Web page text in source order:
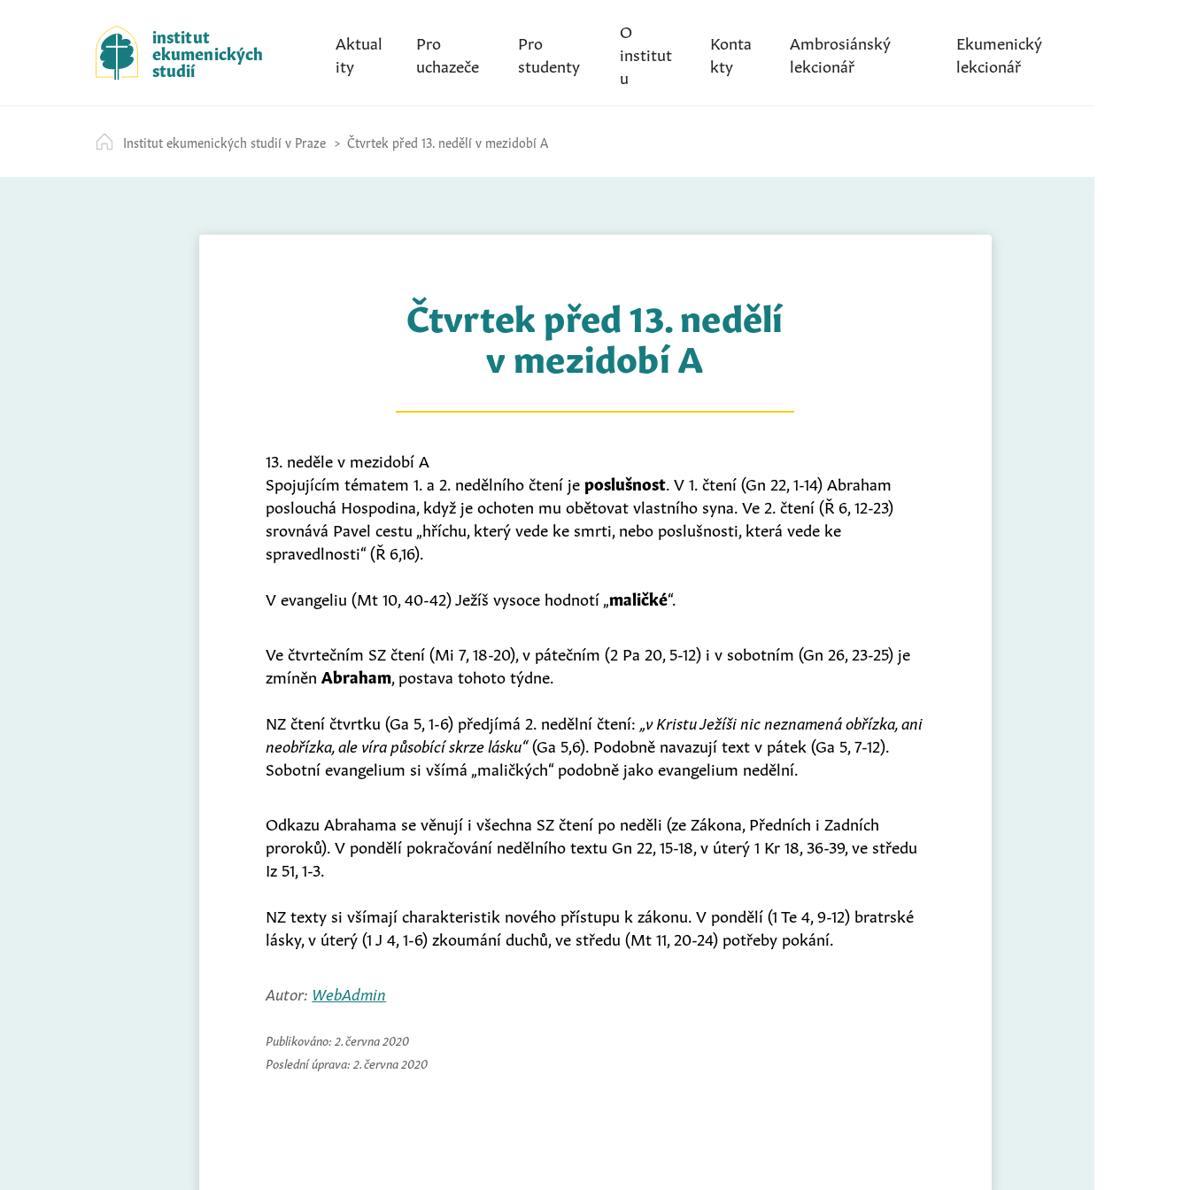
k
i
p
t
c
o
institut
ekumenických
studií
Aktual
ity
Pro
uchazeče
Pro
studenty
O
institut
u
Konta
kty
Ambrosiánský
lekcionář
Ekumenický
lekcionář
Institut ekumenických studií v Praze Čtvrtek před 13. nedělí v mezidobí A
Čtvrtek před 13. nedělí
v mezidobí A
13. neděle v mezidobí A
Spojujícím tématem 1. a 2. nedělního čtení jeposlušnost. V 1. čtení (Gn 22, 1-14) Abraham
poslouchá Hospodina, když je ochoten mu obětovat vlastního syna. Ve 2. čtení (Ř 6, 12-23)
srovnává Pavel cestu „hříchu, který vede ke smrti, nebo poslušnosti, která vede ke
spravedlnosti“ (Ř 6,16).
V evangeliu (Mt 10, 40-42) Ježíš vysoce hodnotí „maličké“.
Ve čtvrtečním SZ čtení (Mi 7, 18-20), v pátečním (2 Pa 20, 5-12) i v sobotním (Gn 26, 23-25) je
zmíněnAbraham, postava tohoto týdne.
NZ čtení čtvrtku (Ga 5, 1-6) předjímá 2. nedělní čtení: „v Kristu Ježíši nic neznamená obřízka, ani
neobřízka, ale víra působící skrze lásku“(Ga 5,6). Podobně navazují text v pátek (Ga 5, 7-12).
Sobotní evangelium si všímá „maličkých“ podobně jako evangelium nedělní.
Odkazu Abrahama se věnují i všechna SZ čtení po neděli (ze Zákona, Předních i Zadních
proroků). V pondělí pokračování nedělního textu Gn 22, 15-18, v úterý 1 Kr 18, 36-39, ve středu
Iz 51, 1-3.
NZ texty si všímají charakteristik nového přístupu k zákonu. V pondělí (1 Te 4, 9-12) bratrské
lásky, v úterý (1 J 4, 1-6) zkoumání duchů, ve středu (Mt 11, 20-24) potřeby pokání.
Autor: WebAdmin
Publikováno: 2. června 2020
Poslední úprava: 2. června 2020